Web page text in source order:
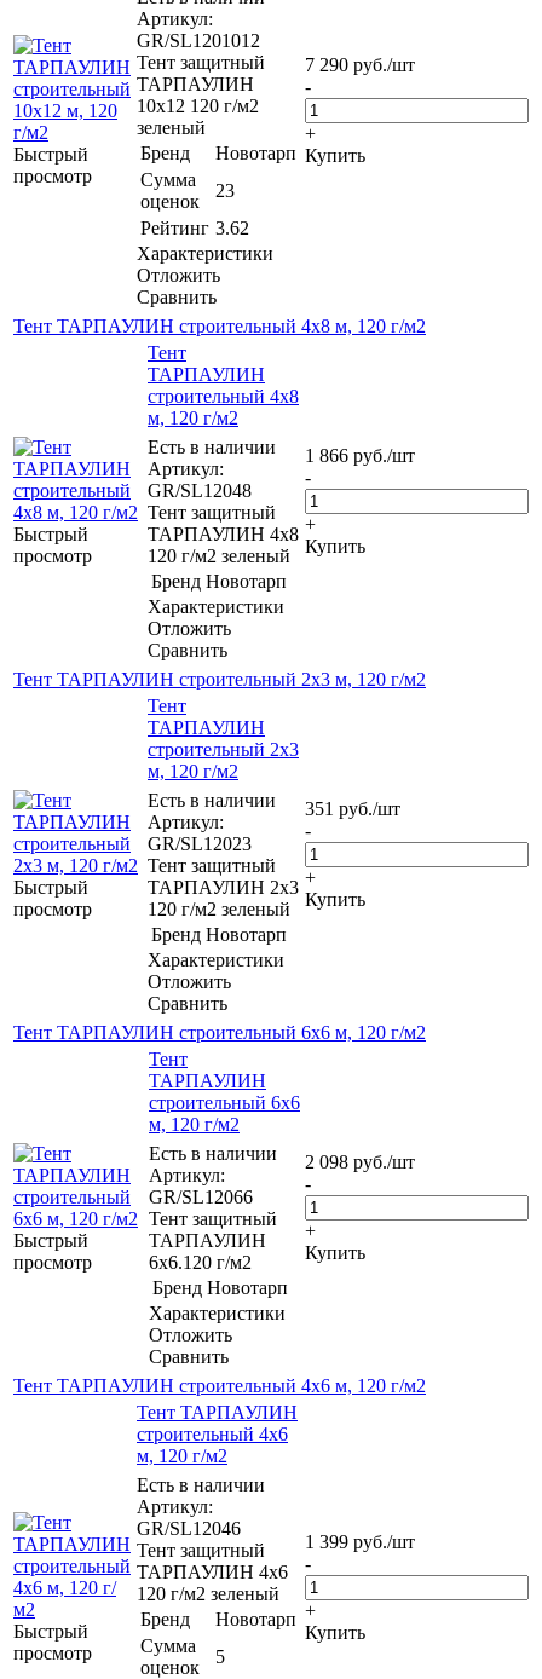
Быстрый
просмотр
Артикул:
GR/SL1201012
Тент защитный
ТАРПАУЛИН
10х12 120 г/м2
зеленый
Бренд
Новотарп
Сумма
оценок
23
Рейтинг 3.62
Характеристики
Отложить
Сравнить
7 290 руб./шт
-
+
Купить
Тент ТАРПАУЛИН строительный 4х8 м, 120 г/м2
Быстрый
просмотр
Тент
ТАРПАУЛИН
строительный 4х8
м, 120 г/м2
Есть в наличии
Артикул:
GR/SL12048
Тент защитный
ТАРПАУЛИН 4х8
120 г/м2 зеленый
Бренд Новотарп
Характеристики
Отложить
Сравнить
1 866 руб./шт
-
+
Купить
Тент ТАРПАУЛИН строительный 2х3 м, 120 г/м2
Быстрый
просмотр
Тент
ТАРПАУЛИН
строительный 2х3
м, 120 г/м2
Есть в наличии
Артикул:
GR/SL12023
Тент защитный
ТАРПАУЛИН 2х3
120 г/м2 зеленый
Бренд Новотарп
Характеристики
Отложить
Сравнить
351 руб./шт
-
+
Купить
Тент ТАРПАУЛИН строительный 6х6 м, 120 г/м2
Быстрый
просмотр
Тент
ТАРПАУЛИН
строительный 6х6
м, 120 г/м2
Есть в наличии
Артикул:
GR/SL12066
Тент защитный
ТАРПАУЛИН
6х6.120 г/м2
Бренд Новотарп
Характеристики
Отложить
Сравнить
2 098 руб./шт
-
+
Купить
Тент ТАРПАУЛИН строительный 4х6 м, 120 г/м2
Быстрый
просмотр
Тент ТАРПАУЛИН
строительный 4х6
м, 120 г/м2
Есть в наличии
Артикул:
GR/SL12046
Тент защитный
ТАРПАУЛИН 4х6
120 г/м2 зеленый
Бренд
Новотарп
Сумма
оценок
5
1 399 руб./шт
-
+
Купить